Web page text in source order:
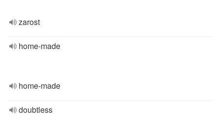
zarost
home-made
home-made
doubtless